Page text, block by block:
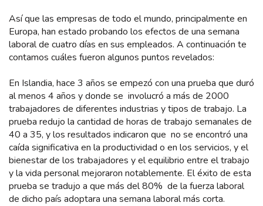
Así que las empresas de todo el mundo, principalmente en
Europa, han estado probando los efectos de una semana
laboral de cuatro días en sus empleados. A continuación te
contamos cuáles fueron algunos puntos revelados:
En Islandia, hace 3 años se empezó con una prueba que duró
al menos 4 años y donde se involucró a más de 2000
trabajadores de diferentes industrias y tipos de trabajo. La
prueba redujo la cantidad de horas de trabajo semanales de
40 a 35, y los resultados indicaron que no se encontró una
caída significativa en la productividad o en los servicios, y el
bienestar de los trabajadores y el equilibrio entre el trabajo
y la vida personal mejoraron notablemente. El éxito de esta
prueba se tradujo a que más del 80% de la fuerza laboral
de dicho país adoptara una semana laboral más corta.